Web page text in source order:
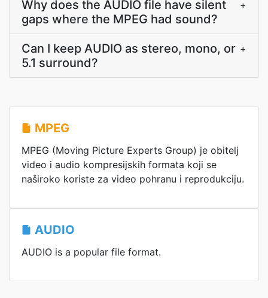
Why does the AUDIO file have silent
gaps where the MPEG had sound?
+
Can I keep AUDIO as stereo, mono, or
5.1 surround?
+
MPEG
MPEG (Moving Picture Experts Group) je obitelj
video i audio kompresijskih formata koji se
naširoko koriste za video pohranu i reprodukciju.
AUDIO
AUDIO is a popular file format.